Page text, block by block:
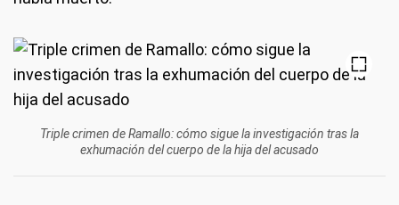
Triple crimen de Ramallo: cómo sigue la investigación tras la
exhumación del cuerpo de la hija del acusado